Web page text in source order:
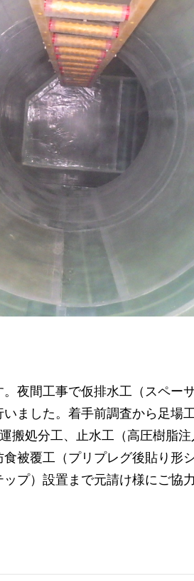
夜間工事で仮排水工（スペー
ました。着手前調査から足場工
搬処分工、止水工（高圧樹脂注
被覆工（プリプレグ後貼り形
プ）設置まで元請け様にご協